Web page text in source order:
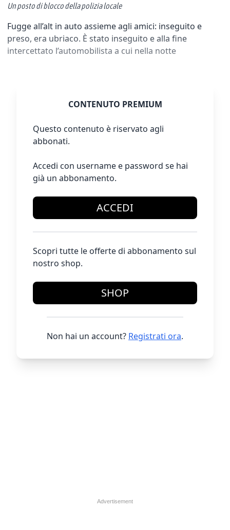
Un posto di blocco della polizia locale
Fugge all’alt in auto assieme agli amici: inseguito e
preso, era ubriaco. È stato inseguito e alla fine
intercettato l’automobilista a cui nella notte
CONTENUTO PREMIUM
Questo contenuto è riservato agli
abbonati.
Accedi con username e password se hai
già un abbonamento.
ACCEDI
Scopri tutte le offerte di abbonamento sul
nostro shop.
SHOP
Non hai un account? Registrati ora.